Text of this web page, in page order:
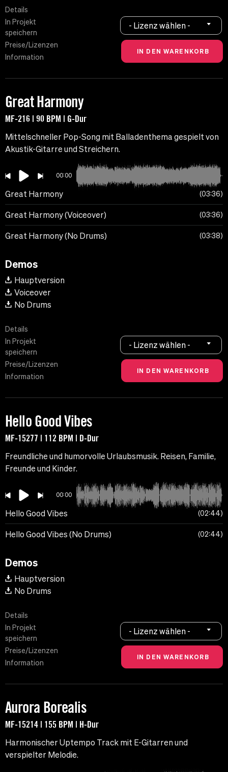
Details
In Projekt
speichern
Preise/Lizenzen
Information
- Lizenz wählen -
Great Harmony
MF-216 | 90 BPM | G-Dur
Mittelschneller Pop-Song mit Balladenthema gespielt von
Akustik-Gitarre und Streichern.
00:00
Great Harmony 03:36
Great Harmony (Voiceover) 03:36
Great Harmony (No Drums) 03:38
Demos
Hauptversion
Voiceover
No Drums
Details
In Projekt
speichern
Preise/Lizenzen
Information
- Lizenz wählen -
Hello Good Vibes
MF-15277 | 112 BPM | D-Dur
Freundliche und humorvolle Urlaubsmusik. Reisen, Familie,
Freunde und Kinder.
00:00
Hello Good Vibes 02:44
Hello Good Vibes (No Drums) 02:44
Demos
Hauptversion
No Drums
Details
In Projekt
speichern
Preise/Lizenzen
Information
- Lizenz wählen -
Aurora Borealis
MF-15214 | 155 BPM | H-Dur
Harmonischer Uptempo Track mit E-Gitarren und
verspielter Melodie.